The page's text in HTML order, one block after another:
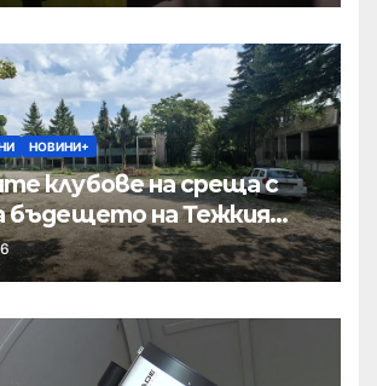
НОВИНИ+
клубове на среща с
бъдещето на Тежкия